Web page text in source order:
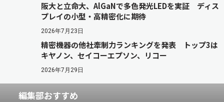
阪大と立命大、AlGaNで多色発光LEDを実証 ディス
プレイの小型・高精密化に期待
2026年7月23日
精密機器の他社牽制力ランキングを発表 トップ3は
キヤノン、セイコーエプソン、リコー
2026年7月29日
編集部おすすめ